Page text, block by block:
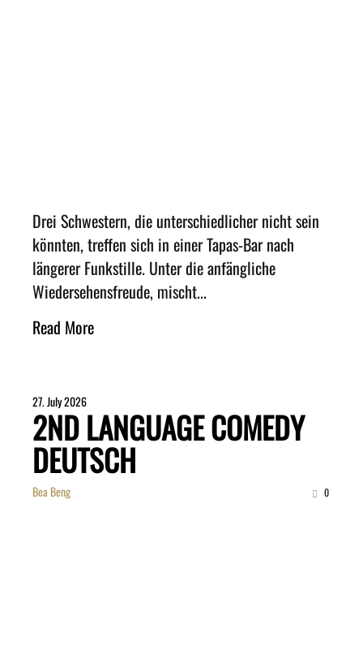
Drei Schwestern, die unterschiedlicher nicht sein
könnten, treffen sich in einer Tapas-Bar nach
längerer Funkstille. Unter die anfängliche
Wiedersehensfreude, mischt...
Read More
27. July 2026
2ND LANGUAGE COMEDY
DEUTSCH
Bea Beng 0